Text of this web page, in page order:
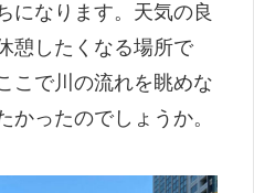
になります。天気の良
憩したくなる場所で
こで川の流れを眺めな
かったのでしょうか。